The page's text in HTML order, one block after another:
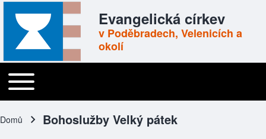
Evangelická církev
v Poděbradech, Velenicích a
okolí
Main navigation
Toggle main menu
Drobečková navigace
Domů Bohoslužby Velký pátek